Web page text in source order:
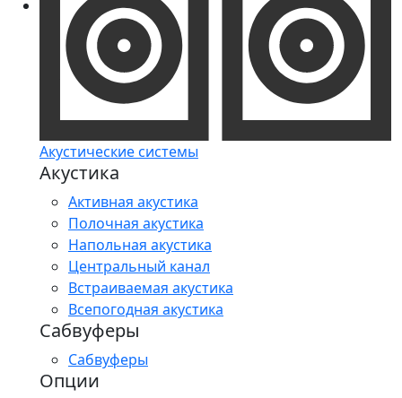
Акустические системы
Акустика
Активная акустика
Полочная акустика
Напольная акустика
Центральный канал
Встраиваемая акустика
Всепогодная акустика
Сабвуферы
Сабвуферы
Опции